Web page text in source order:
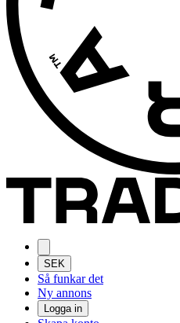
SEK
Så funkar det
Ny annons
Logga in